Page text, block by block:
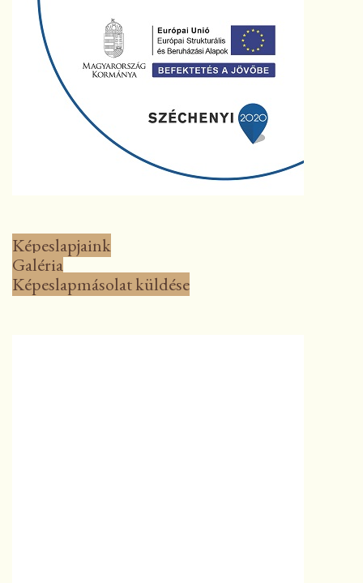
Képeslapjaink
Galéria
Képeslapmásolat küldése